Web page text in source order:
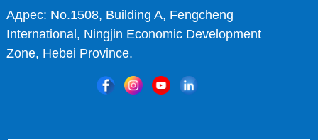
Адрес: No.1508, Building A, Fengcheng
International, Ningjin Economic Development
Zone, Hebei Province.